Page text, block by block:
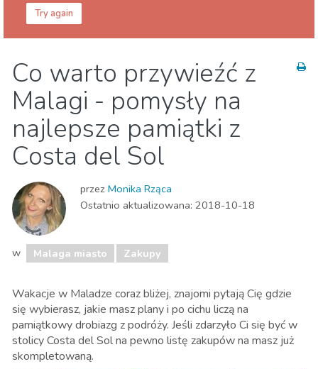
Try again
Dzieci i rodzina
Gdzie Najlepiej
Jedzenie & Restauracje
Lokalne wydarzenia
Muzeum & Sztuka
Przyroda i plener
Sport i przygoda
Zakupy
Co warto przywieźć z
Malagi - pomysły na
najlepsze pamiątki z
Costa del Sol
przez Monika Rząca
Ostatnio aktualizowana: 2018-10-18
w Malaga miasto Zakupy
Wakacje w Maladze coraz bliżej, znajomi pytają Cię gdzie
się wybierasz, jakie masz plany i po cichu liczą na
pamiątkowy drobiazg z podróży. Jeśli zdarzyło Ci się być w
stolicy Costa del Sol na pewno listę zakupów na masz już
skompletowaną.